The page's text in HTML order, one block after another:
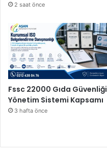
2 saat önce
Fssc 22000 Gıda Güvenliği
Yönetim Sistemi Kapsamı
3 hafta önce